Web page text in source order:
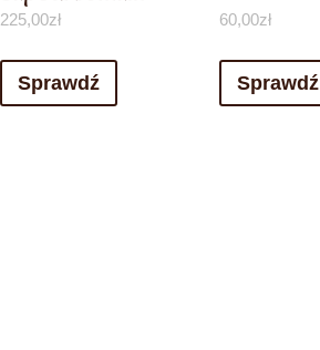
225,00zł
Sprawdź
60,00zł
Sprawdź